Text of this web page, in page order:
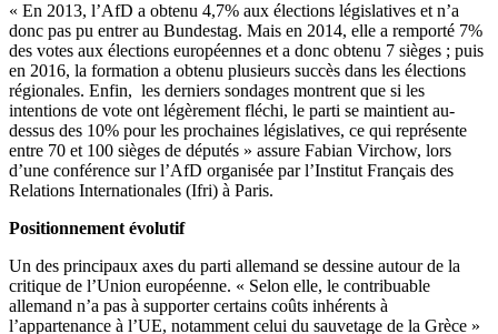
« En 2013, l’AfD a obtenu 4,7% aux élections législatives et n’a
donc pas pu entrer au Bundestag. Mais en 2014, elle a remporté 7%
des votes aux élections européennes et a donc obtenu 7 sièges ; puis
en 2016, la formation a obtenu plusieurs succès dans les élections
régionales. Enfin, les derniers sondages montrent que si les
intentions de vote ont légèrement fléchi, le parti se maintient au-
dessus des 10% pour les prochaines législatives, ce qui représente
entre 70 et 100 sièges de députés » assure Fabian Virchow, lors
d’une conférence sur l’AfD organisée par l’Institut Français des
Relations Internationales (Ifri) à Paris.
Positionnement évolutif
Un des principaux axes du parti allemand se dessine autour de la
critique de l’Union européenne. « Selon elle, le contribuable
allemand n’a pas à supporter certains coûts inhérents à
l’appartenance à l’UE, notamment celui du sauvetage de la Grèce »